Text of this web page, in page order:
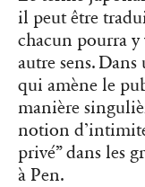
il peut être
chacun pourra
autre sens.
qui amène le
manière
notion
privé” dans les
à Pen.